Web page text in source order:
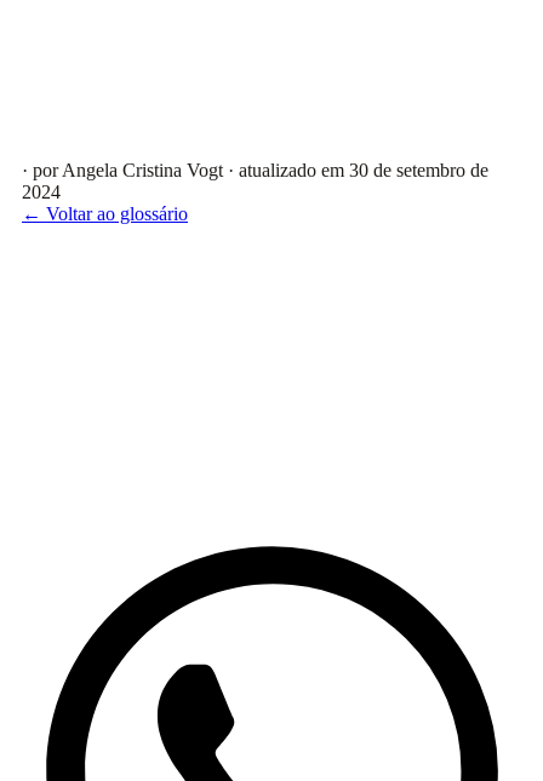
· por Angela Cristina Vogt · atualizado em 30 de setembro de
2024
← Voltar ao glossário